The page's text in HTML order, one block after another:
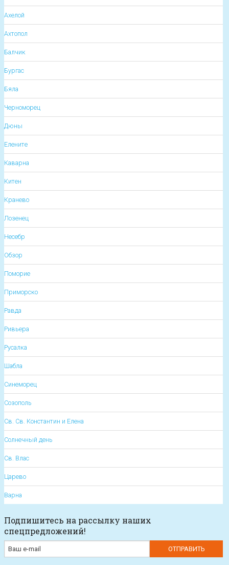
Ахелой
Ахтопол
Балчик
Бургас
Бяла
Черноморец
Дюны
Елените
Каварна
Китен
Кранево
Лозенец
Несебр
Обзор
Поморие
Приморско
Равда
Ривьера
Русалка
Шабла
Синеморец
Созополь
Св. Св. Константин и Елена
Солнечный день
Св. Влас
Царево
Варна
Подпишитесь на рассылку наших
спецпредложений!